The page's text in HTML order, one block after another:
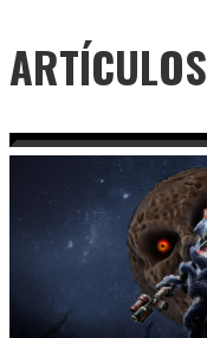
ARTÍCULOS